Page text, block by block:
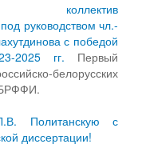
коллектив
руководством чл.-
с победой
2025 гг. Первый
белорусских
БРФФИ.
Политанскую с
диссертации!